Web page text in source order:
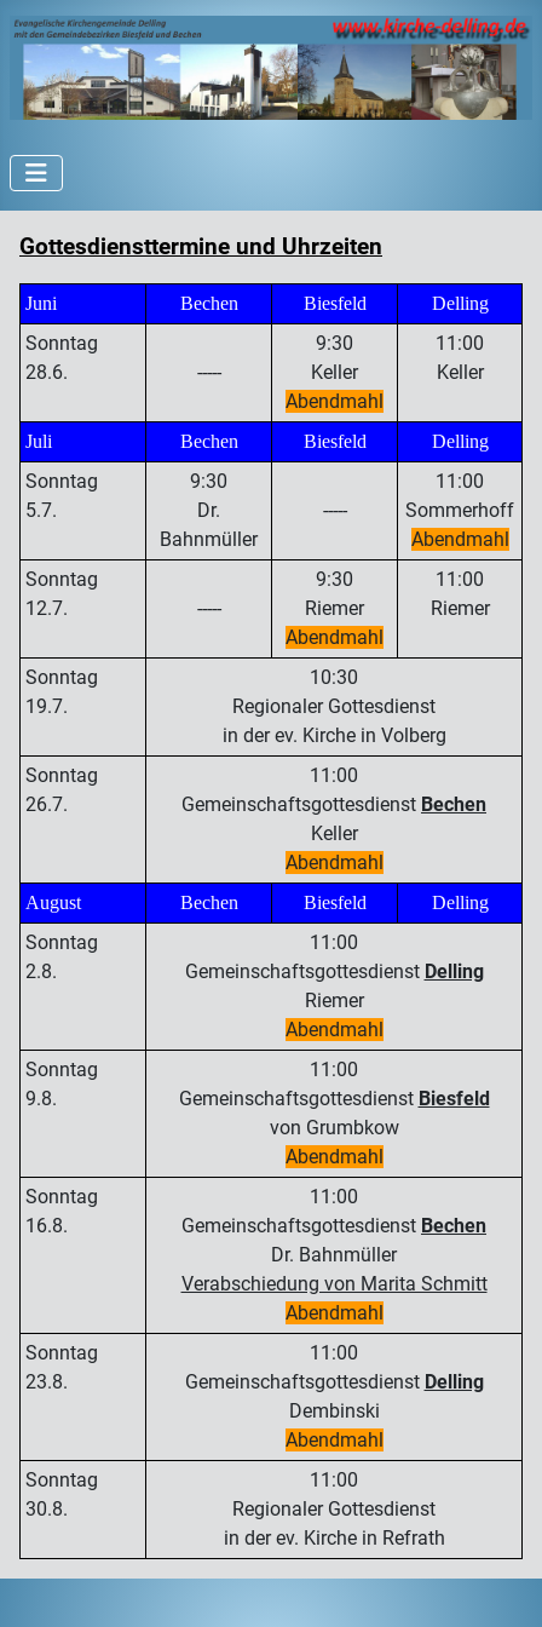
Gottesdiensttermine und Uhrzeiten
Juni Bechen Biesfeld Delling
Sonntag
28.6.
-----
9:30
Keller
Abendmahl
11:00
Keller
Juli Bechen Biesfeld Delling
Sonntag
5.7.
9:30
Dr.
Bahnmüller
-----
11:00
Sommerhoff
Abendmahl
Sonntag
12.7.
-----
9:30
Riemer
Abendmahl
11:00
Riemer
Sonntag
19.7.
10:30
Regionaler Gottesdienst
in der ev. Kirche in Volberg
Sonntag
26.7.
11:00
Gemeinschaftsgottesdienst Bechen
Keller
Abendmahl
August Bechen Biesfeld Delling
Sonntag
2.8.
11:00
Gemeinschaftsgottesdienst Delling
Riemer
Abendmahl
Sonntag
9.8.
11:00
Gemeinschaftsgottesdienst Biesfeld
von Grumbkow
Abendmahl
Sonntag
16.8.
11:00
Gemeinschaftsgottesdienst Bechen
Dr. Bahnmüller
Verabschiedung von Marita Schmitt
Abendmahl
Sonntag
23.8.
11:00
Gemeinschaftsgottesdienst Delling
Dembinski
Abendmahl
Sonntag
30.8.
11:00
Regionaler Gottesdienst
in der ev. Kirche in Refrath